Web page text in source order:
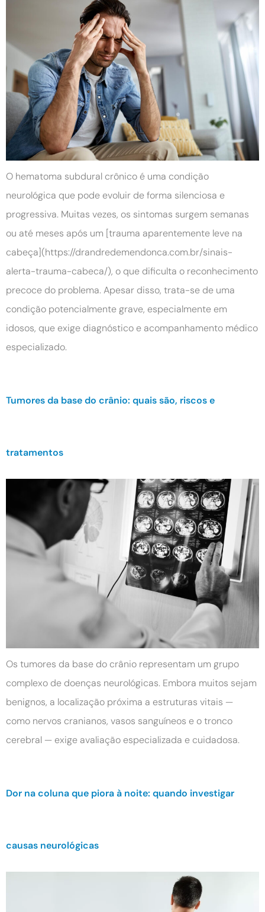
O hematoma subdural crônico é uma condição
neurológica que pode evoluir de forma silenciosa e
progressiva. Muitas vezes, os sintomas surgem semanas
ou até meses após um [trauma aparentemente leve na
cabeça](https://drandredemendonca.com.br/sinais-
alerta-trauma-cabeca/), o que dificulta o reconhecimento
precoce do problema. Apesar disso, trata-se de uma
condição potencialmente grave, especialmente em
idosos, que exige diagnóstico e acompanhamento médico
especializado.
Tumores da base do crânio: quais são, riscos e
tratamentos
Os tumores da base do crânio representam um grupo
complexo de doenças neurológicas. Embora muitos sejam
benignos, a localização próxima a estruturas vitais —
como nervos cranianos, vasos sanguíneos e o tronco
cerebral — exige avaliação especializada e cuidadosa.
Dor na coluna que piora à noite: quando investigar
causas neurológicas